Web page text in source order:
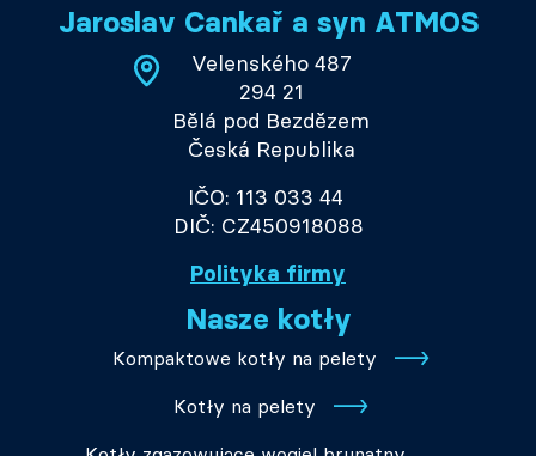
Jaroslav Cankař a syn ATMOS
Velenského 487
294 21
Bělá pod Bezdězem
Česká Republika
IČO: 113 033 44
DIČ: CZ450918088
Polityka firmy
Nasze kotły
Kompaktowe kotły na pelety
Kotły na pelety